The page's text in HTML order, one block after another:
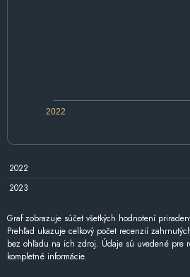
2022
2022
2023
Graf zobrazuje súčet všetkých hodnotení
Prehľad ukazuje celkový počet recenzií
bez ohľadu na ich zdroj. Údaje sú uvedené pre
kompletné informácie.